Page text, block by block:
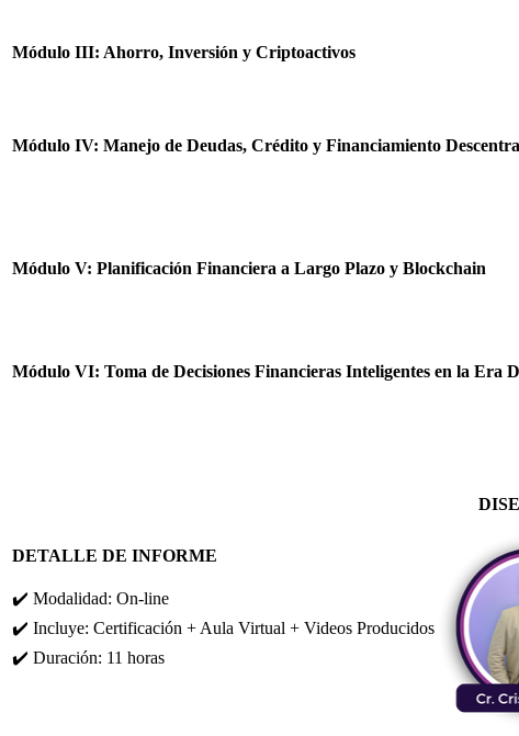
Módulo III: Ahorro, Inversión y Criptoactivos
Módulo IV: Manejo de Deudas, Crédito y Financiamiento
Módulo V: Planificación Financiera a Largo Plazo y Blockchain
Módulo VI: Toma de Decisiones Financieras Inteligentes en la Era
DETALLE DE INFORME
✔️ Modalidad: On-line
✔️ Incluye: Certificación + Aula Virtual + Videos Producidos
✔️ Duración: 11 horas